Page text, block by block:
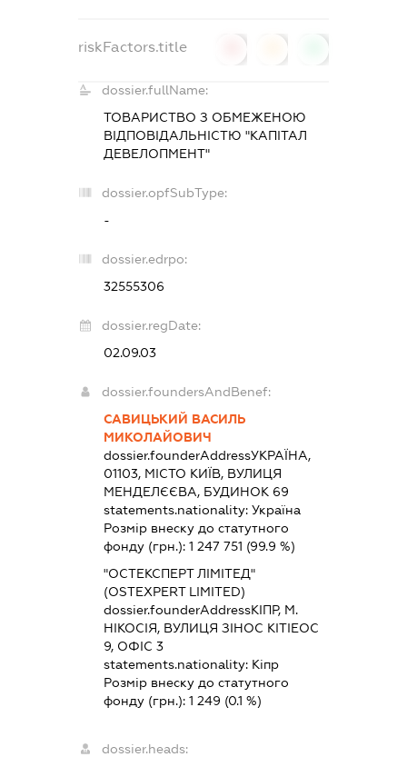
riskFactors.title
dossier.fullName:
ТОВАРИСТВО З ОБМЕЖЕНОЮ
ВІДПОВІДАЛЬНІСТЮ "КАПІТАЛ
ДЕВЕЛОПМЕНТ"
dossier.opfSubType:
-
dossier.edrpo:
32555306
dossier.regDate:
02.09.03
dossier.foundersAndBenef:
САВИЦЬКИЙ ВАСИЛЬ
МИКОЛАЙОВИЧ
dossier.founderAddressУКРАЇНА,
01103, МІСТО КИЇВ, ВУЛИЦЯ
МЕНДЕЛЄЄВА, БУДИНОК 69
statements.nationality: Україна
Розмір внеску до статутного
фонду (грн.): 1 247 751 (99.9 %)
"ОСТЕКСПЕРТ ЛІМІТЕД"
(OSTEXPERT LIMITED)
dossier.founderAddressКІПР, М.
НІКОСІЯ, ВУЛИЦЯ ЗІНОС КІТІЕОС
9, ОФІС 3
statements.nationality: Кіпр
Розмір внеску до статутного
фонду (грн.): 1 249 (0.1 %)
dossier.heads: